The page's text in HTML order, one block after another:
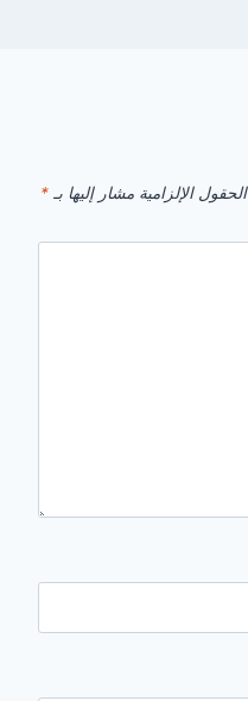
الحقول الإلزامية مشار إليها بـ *